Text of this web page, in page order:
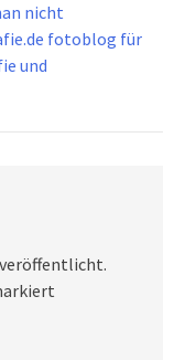
nicht
fotoblog für
und